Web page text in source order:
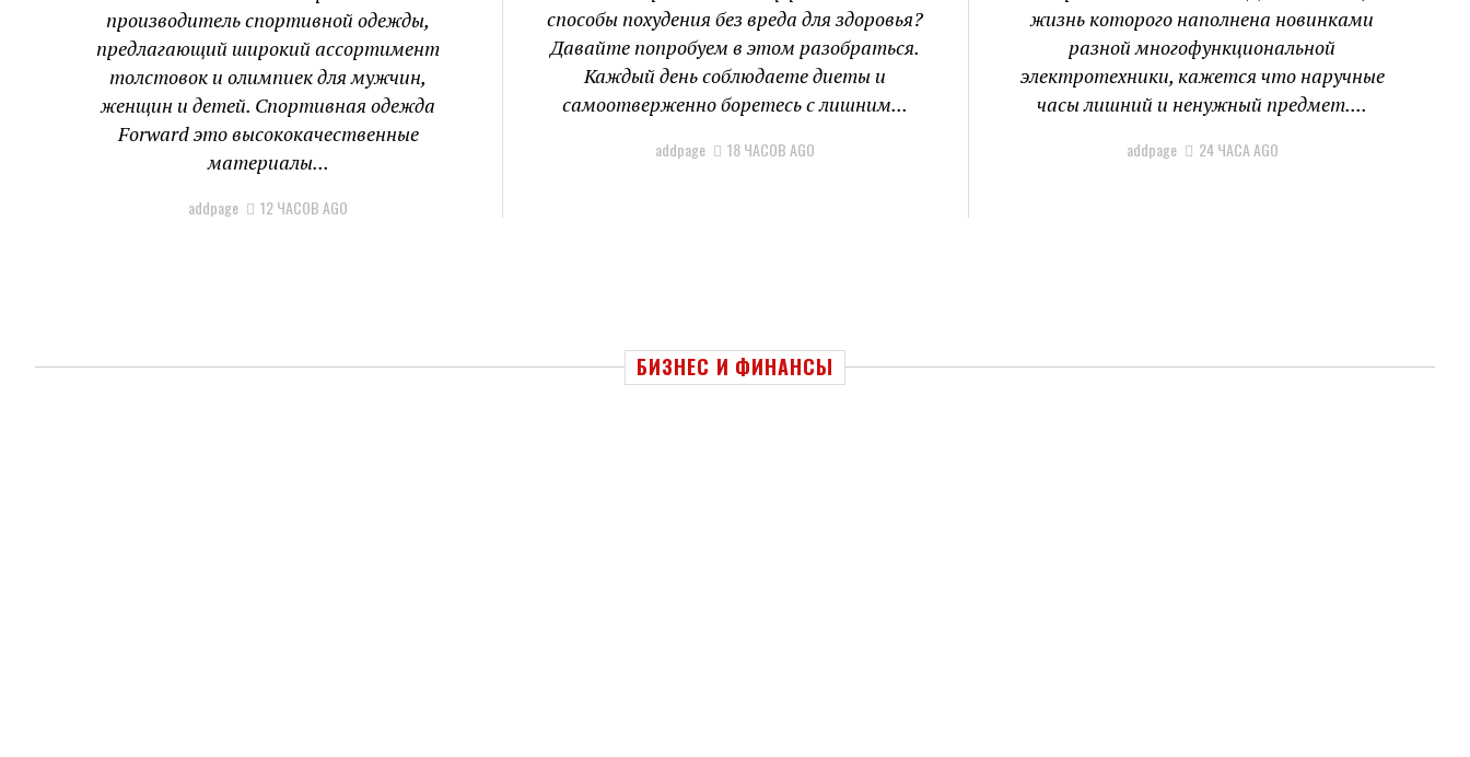
производитель спортивной одежды,
предлагающий широкий ассортимент
толстовок и олимпиек для мужчин,
женщин и детей. Спортивная одежда
Forward это высококачественные
материалы...
addpage 12 ЧАСОВ AGO
способы похудения без вреда для здоровья?
Давайте попробуем в этом разобраться.
Каждый день соблюдаете диеты и
самоотверженно боретесь с лишним...
addpage 18 ЧАСОВ AGO
жизнь которого наполнена новинками
разной многофункциональной
электротехники, кажется что наручные
часы лишний и ненужный предмет....
addpage 24 ЧАСА AGO
БИЗНЕС И ФИНАНСЫ